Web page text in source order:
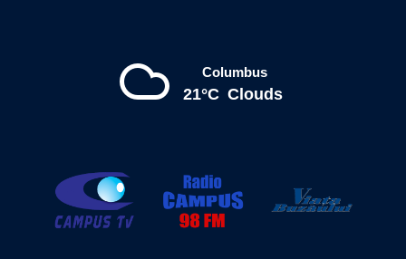
Columbus
21°C Clouds